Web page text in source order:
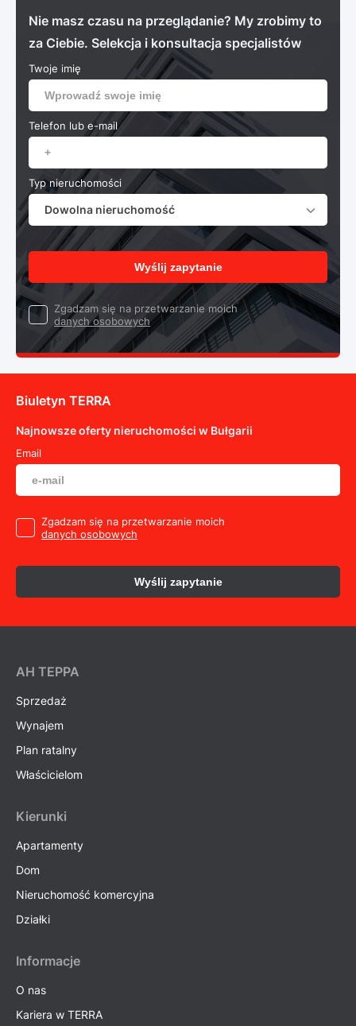
Nie masz czasu na przeglądanie? My zrobimy to
za Ciebie. Selekcja i konsultacja specjalistów
Twoje imię
Telefon lub e-mail
Typ nieruchomości
Dowolna nieruchomość
Wyślij zapytanie
Zgadzam się na przetwarzanie moich
danych osobowych
Biuletyn TERRA
Najnowsze oferty nieruchomości w Bułgarii
Email
Zgadzam się na przetwarzanie moich
danych osobowych
Wyślij zapytanie
AH ТEPPA
Sprzedaż
Wynajem
Plan ratalny
Właścicielom
Kierunki
Apartamenty
Dom
Nieruchomość komercyjna
Działki
Informacje
O nas
Kariera w TERRA